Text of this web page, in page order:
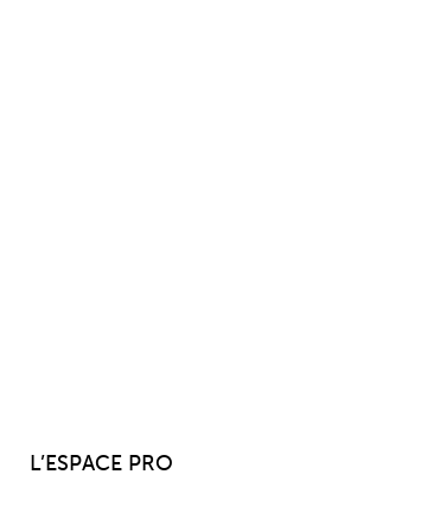
L’ESPACE PRO